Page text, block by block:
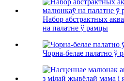
Набор абстрактных
на палатне ў рамцы
Чорна-белае палатно ў